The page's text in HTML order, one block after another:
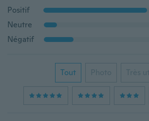
Positif
Neutre
Négatif
Tout Photo Très